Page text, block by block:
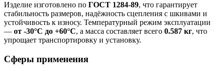
Изделие изготовлено по ГОСТ 1284-89, что гарантирует
стабильность размеров, надёжность сцепления с шкивами и
устойчивость к износу. Температурный режим эксплуатации
— от -30°C до +60°C, а масса составляет всего 0.587 кг, что
упрощает транспортировку и установку.
Сферы применения